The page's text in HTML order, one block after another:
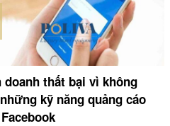
doanh thất bại vì không
kỹ năng quảng cáo